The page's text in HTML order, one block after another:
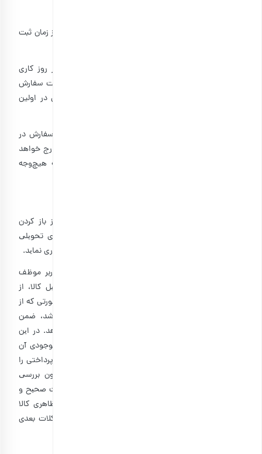
۶-۴: ارسال عادی: سفارش ها ظرف مدت ۲۴ ساعت کاری از زمان ثبت
۶-۵: ارسال ویژه (VIP): سفارش‌هایی که تا ساعت ۲۱ هر روز کاری
ثبت شوند امکان انتخاب ارسال ویژه را دارند. در صورت ثبت سفارش
ویژه در خارج از این ساعات، سفارش در روز کاری بعدی در اولین
۶-۶: مکان تحویل کالا نشانی است که کاربر در حین ثبت سفارش در
وب­سایت درج می‌نماید این نشانی بر روی کلیه مرسوله‌ها درج خواهد
شد و تغییر نشانی پس از تحویل محموله به پیک به هیچ‌وجه
کاربر ﻣﻮظﻒ اﺳﺖ هنگام ﺗﺤﻮﯾﻞ ﮔﺮﻓﺘﻦ ﺳﻔﺎرش و ﻗﺒﻞ از باز کردن
بسته‌بندی، ﻣﺸﺨﺼﺎت ﮐﺎﻻی ﺳﻔﺎرش داده ﺷﺪه را با ﮐﺎﻻی ﺗﺤﻮﯾﻠﯽ
ﻣﻄﺎﺑﻘﺖ داده و در ﺻﻮرت ﻣﻐﺎﯾﺮت از ﺗﺤﻮﯾﻞ ﮔﺮﻓﺘﻦ آن ﺧﻮدداری ﻧﻤﺎﯾﺪ.
۷-۱: در زﻣﺎن ارﺳﺎل ﺳﻔﺎرش ﺗﻮﺳﻂ شرکت‌های ﭘﺴﺘﯽ، کاربر ﻣﻮظﻒ
اﺳﺖ در ﺣﻀﻮر مأمور ﭘﺴﺘﯽ و ﻗﺒﻞ از اﻣﻀﺎء رﺳﯿﺪ ﺗﺤﻮﯾﻞ ﮐﺎﻻ، از
ﺳﻼﻣﺖ بسته‌بندی و ﺳﻼﻣﺖ ظاهری کالا ﻣﻄﻤﺌﻦ ﮔﺮدد و در صورتی که از
ﻧﻈﺮ بسته‌بندی و ﯾﺎ ﺳﻼﻣﺖ ظاهری دﭼﺎر اﯾﺮاد ﮔﺮدﯾﺪه ﺑﺎﺷﺪ، ﺿﻤﻦ
ﺗﺤﻮﯾﻞ ﻧﮕﺮﻓﺘﻦ آن، بلافاصله ﻣﻮﺿﻮع را به بارجیل اطﻼع دهد. در اﯾﻦ
ﻣﻮارد ﻓﺮوﺷﮕﺎه بلافاصله ﮐﺎﻻ را ﺗﻌﻮﯾﺾ و در صورتی که ﻣﻮﺟﻮدی آن
ﺗﻤﺎم نشده ﺑﺎﺷﺪ، به ﺻﻼﺣدید کاربر ﮐﺎﻻ را ﺗﻌﻮﯾﺾ ﯾﺎ وجه پرداختی را
ﻋﻮدت می‌نماید. در غیر اﯾﻦ صورت چنانچه ﻣﺸﺘﺮی ﺑﺪون ﺑﺮرﺳﯽ
ﺳﻼﻣﺖ ظاهری، رﺳﯿﺪ ﭘﺴﺘﯽ (به منزله درﯾﺎﻓﺖ ﮐﺎﻻ به صورت ﺻﺤﯿﺢ و
ﺳﺎﻟﻢ) را اﻣﻀﺎء ﻧﻤﺎﯾﯿﺪ ، هیچ اﻋﺘﺮاﺿﯽ در ﻣﻮرد ﺳﻼﻣﺖ ظاهری ﮐﺎﻻ
قابل‌قبول نخواهد ﺑﻮد و ﻓﺮوﺷﮕﺎه ﻣﺴﺌﻮﻟﯿﺘﯽ در ﻗﺒﺎل ﻣﺸﮑﻼت ﺑﻌﺪی